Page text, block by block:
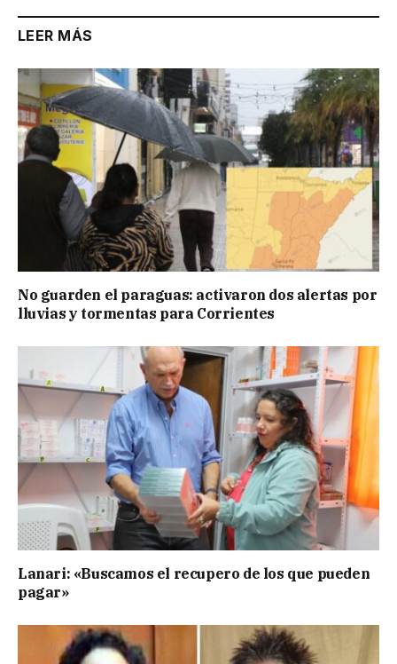
LEER MÁS
No guarden el paraguas: activaron dos alertas por
lluvias y tormentas para Corrientes
Lanari: «Buscamos el recupero de los que pueden
pagar»